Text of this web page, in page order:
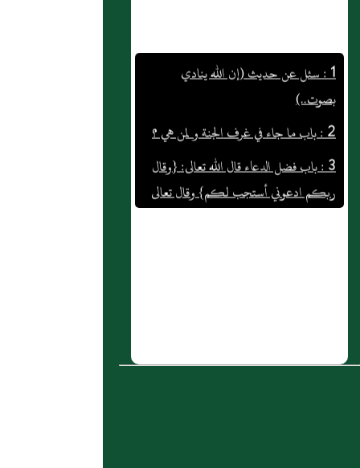
1 : سئل عن حديث (إن الله ينادي
بصوت..)
2 : باب ما جاء في غرف الجنة و لمن هي ؟
3 : باب فضل الدعاء قال الله تعالى: {وقال
ربكم ادعوني أستجب لكم} وقال تعالى
{ادعوا ربكم تضرعا وخفية إنه لا يحب
5 : قال المصنف رحمه الله تعالى : قال ابن